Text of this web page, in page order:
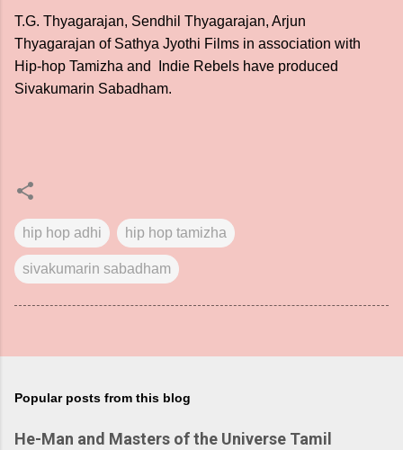
T.G. Thyagarajan, Sendhil Thyagarajan, Arjun
Thyagarajan of Sathya Jyothi Films in association with
Hip-hop Tamizha and Indie Rebels have produced
Sivakumarin Sabadham.
hip hop adhi hip hop tamizha
sivakumarin sabadham
Popular posts from this blog
He-Man and Masters of the Universe Tamil